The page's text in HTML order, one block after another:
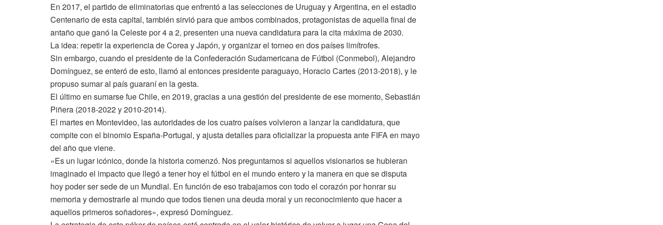
En 2017, el partido de eliminatorias que enfrentó a las selecciones de Uruguay y Argentina, en el estadio
Centenario de esta capital, también sirvió para que ambos combinados, protagonistas de aquella final de
antaño que ganó la Celeste por 4 a 2, presenten una nueva candidatura para la cita máxima de 2030.
La idea: repetir la experiencia de Corea y Japón, y organizar el torneo en dos países limítrofes.
Sin embargo, cuando el presidente de la Confederación Sudamericana de Fútbol (Conmebol), Alejandro
Domínguez, se enteró de esto, llamó al entonces presidente paraguayo, Horacio Cartes (2013-2018), y le
propuso sumar al país guaraní en la gesta.
El último en sumarse fue Chile, en 2019, gracias a una gestión del presidente de ese momento, Sebastián
Piñera (2018-2022 y 2010-2014).
El martes en Montevideo, las autoridades de los cuatro países volvieron a lanzar la candidatura, que
compite con el binomio España-Portugal, y ajusta detalles para oficializar la propuesta ante FIFA en mayo
del año que viene.
«Es un lugar icónico, donde la historia comenzó. Nos preguntamos si aquellos visionarios se hubieran
imaginado el impacto que llegó a tener hoy el fútbol en el mundo entero y la manera en que se disputa
hoy poder ser sede de un Mundial. En función de eso trabajamos con todo el corazón por honrar su
memoria y demostrarle al mundo que todos tienen una deuda moral y un reconocimiento que hacer a
aquellos primeros soñadores», expresó Domínguez.